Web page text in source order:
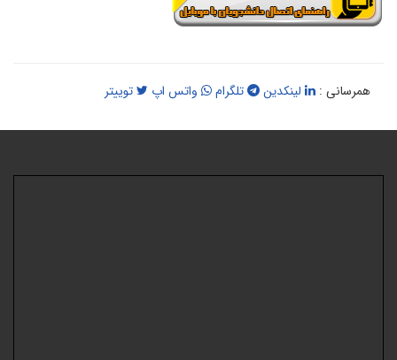
همرسانی : لینکدین تلگرام واتس اپ توییتر